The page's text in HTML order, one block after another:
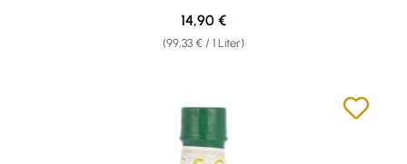
(99,33 € / 1 Liter)
Regulärer Preis:
14,90 €